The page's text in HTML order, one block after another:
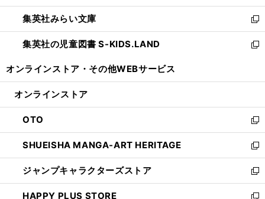
開
く
ウ
で
開
く
ン
ド
ウ
で
ウ
ィ
ン
ド
開
集英社みらい文庫
新
し
い
ン
ウ
で
開
く
集英社の児童図書 S-KIDS.LAND
新
ウ
ン
ド
ウ
で
開
く
オンラインストア・ その他WEBサービス
オンラインストア
OTO
新
し
い
ウ
ィ
ン
ド
SHUEISHA MANGA-ART HERITAGE
新
し
い
ウ
ジャンプキャラクターズストア
新
し
HAPPY PLUS STORE